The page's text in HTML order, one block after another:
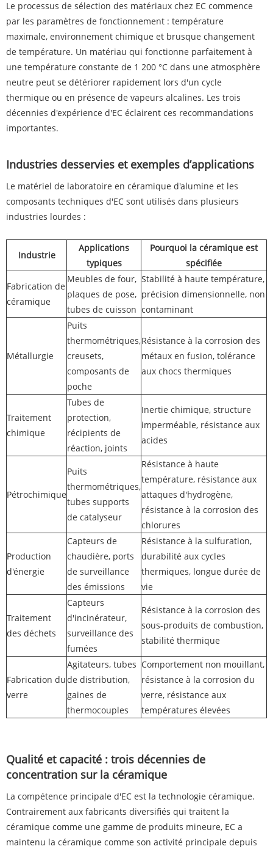
Le processus de sélection des matériaux chez EC commence
par les paramètres de fonctionnement : température
maximale, environnement chimique et brusque changement
de température. Un matériau qui fonctionne parfaitement à
une température constante de 1 200 °C dans une atmosphère
neutre peut se détériorer rapidement lors d'un cycle
thermique ou en présence de vapeurs alcalines. Les trois
décennies d'expérience d'EC éclairent ces recommandations
importantes.
Industries desservies et exemples d’applications
Le matériel de laboratoire en céramique d'alumine et les
composants techniques d'EC sont utilisés dans plusieurs
industries lourdes :
Industrie
Applications
typiques
Pourquoi la céramique est
spécifiée
Fabrication de
céramique
Meubles de four,
plaques de pose,
tubes de cuisson
Stabilité à haute température,
précision dimensionnelle, non
contaminant
Métallurgie
Puits
thermométriques,
creusets,
composants de
poche
Résistance à la corrosion des
métaux en fusion, tolérance
aux chocs thermiques
Traitement
chimique
Tubes de
protection,
récipients de
réaction, joints
Inertie chimique, structure
imperméable, résistance aux
acides
Pétrochimique
Puits
thermométriques,
tubes supports
de catalyseur
Résistance à haute
température, résistance aux
attaques d'hydrogène,
résistance à la corrosion des
chlorures
Production
d'énergie
Capteurs de
chaudière, ports
de surveillance
des émissions
Résistance à la sulfuration,
durabilité aux cycles
thermiques, longue durée de
vie
Traitement
des déchets
Capteurs
d'incinérateur,
surveillance des
fumées
Résistance à la corrosion des
sous-produits de combustion,
stabilité thermique
Fabrication du
verre
Agitateurs, tubes
de distribution,
gaines de
thermocouples
Comportement non mouillant,
résistance à la corrosion du
verre, résistance aux
températures élevées
Qualité et capacité : trois décennies de
concentration sur la céramique
La compétence principale d'EC est la technologie céramique.
Contrairement aux fabricants diversifiés qui traitent la
céramique comme une gamme de produits mineure, EC a
maintenu la céramique comme son activité principale depuis